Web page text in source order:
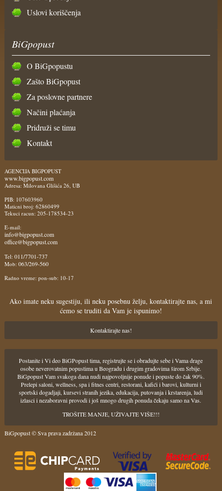
Uslovi koriščenja
BiGpopust
O BiGpopustu
Zašto BiGpopust
Za poslovne partnere
Načini plaćanja
Pridruži se timu
Kontakt
AGENCIJA BIGPOPUST
www.bigpopust.com
Adresa: Milovana Glišića 26, UB
PIB: 107603960
Maticni broj: 62860499
Tekuci racun: 205-178534-23
E-mail:
info@bigpopust.com
office@bigpopust.com
Tel: 011/7701-737
Mob: 063/269-560
Radno vreme: pon-sub: 10-17
Ako imate neku sugestiju, ili neku posebnu želju, kontaktirajte nas, a mi
ćemo se truditi da Vam je ispunimo!
Kontaktirajte nas!
Postanite i Vi deo BiGPopust tima, registrujte se i obradujte sebe i Vama drage
osobe neverovatnim popustima u Beogradu i drugim gradovima širom Srbije.
BiGpopust Vam svakoga dana nudi najpovoljnije ponude i popuste do čak 90%.
Prelepi saloni, wellness, spa i fitnes centri, restorani, kafići i barovi, kulturni i
sportski dogadjaji, kursevi stranih jezika, edukacija, putovanja i krstarenja, ludi
izlasci i nezaboravni provodi i još mnogo drugih ponuda čekaju samo na Vas.
TROŠITE MANJE, UŽIVAJTE VIŠE!!!
BiGpopust © Sva prava zadržana 2012